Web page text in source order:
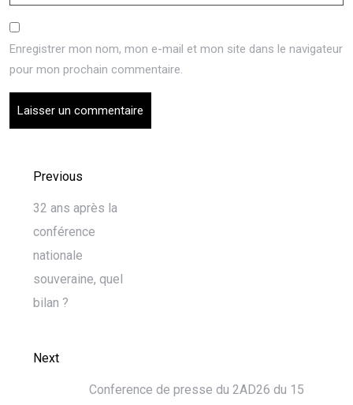
Enregistrer mon nom, mon e-mail et mon site dans le navigateur
pour mon prochain commentaire.
Previous
32 ans après la
conférence
nationale
souveraine, quel
bilan ?
Next
Conference de presse du 2AD26 du 15